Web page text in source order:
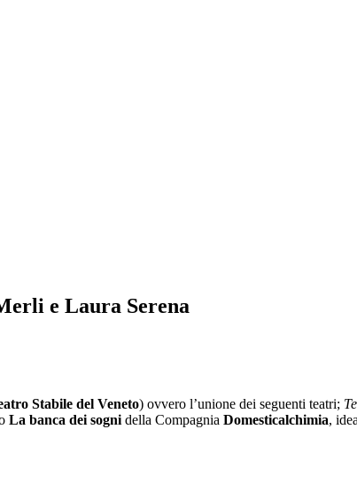
e Laura Serena
Stabile del Veneto) ovvero l’unione dei seguenti teatri;
La banca dei sogni della Compagnia Domesticalchimia,